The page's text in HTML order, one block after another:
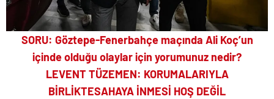
SORU: Göztepe-Fenerbahçe maçında Ali Koç’un
içinde olduğu olaylar için yorumunuz nedir?
LEVENT TÜZEMEN: KORUMALARIYLA
BİRLİKTESAHAYA İNMESİ HOŞ DEĞİL